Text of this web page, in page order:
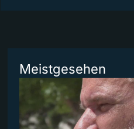
Meistgesehen